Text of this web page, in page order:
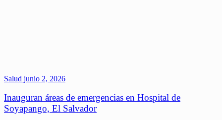
Salud junio 2, 2026
Inauguran áreas de emergencias en Hospital de
Soyapango, El Salvador